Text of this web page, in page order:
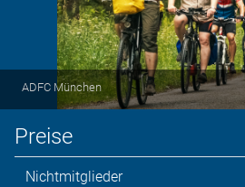
ADFC München
Preise
Nichtmitglieder